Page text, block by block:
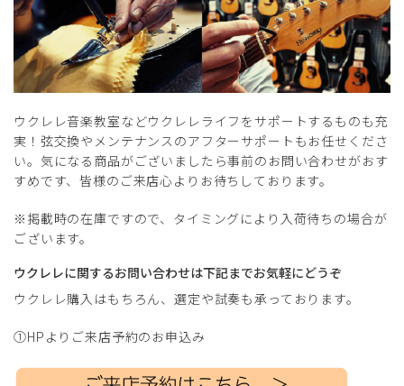
ウクレレ音楽教室などウクレレライフをサポートするものも充
実！弦交換やメンテナンスのアフターサポートもお任せくださ
い。気になる商品がございましたら事前のお問い合わせがおす
すめです、皆様のご来店心よりお待ちしております。
※掲載時の在庫ですので、タイミングにより入荷待ちの場合が
ございます。
ウクレレに関するお問い合わせは下記までお気軽にどうぞ
ウクレレ購入はもちろん、選定や試奏も承っております。
①HPよりご来店予約のお申込み